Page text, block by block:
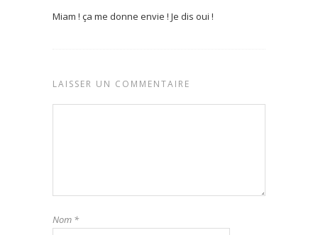
Miam ! ça me donne envie ! Je dis oui !
LAISSER UN COMMENTAIRE
Nom *